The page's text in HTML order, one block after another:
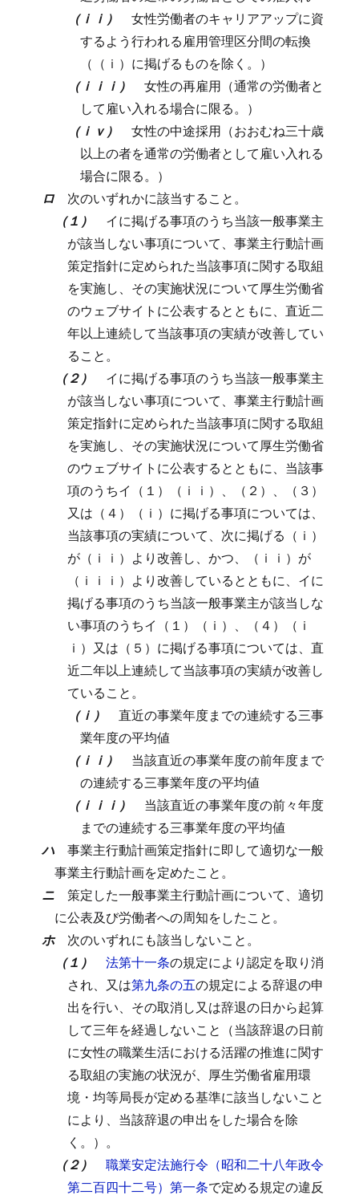
（ｉｉ） 女性労働者のキャリアアップに資
するよう行われる雇用管理区分間の転換
（（ｉ）に掲げるものを除く。）
（ｉｉｉ） 女性の再雇用（通常の労働者と
して雇い入れる場合に限る。）
（ｉｖ） 女性の中途採用（おおむね三十歳
以上の者を通常の労働者として雇い入れる
場合に限る。）
ロ 次のいずれかに該当すること。
（１） イに掲げる事項のうち当該一般事業主
が該当しない事項について、事業主行動計画
策定指針に定められた当該事項に関する取組
を実施し、その実施状況について厚生労働省
のウェブサイトに公表するとともに、直近二
年以上連続して当該事項の実績が改善してい
ること。
（２） イに掲げる事項のうち当該一般事業主
が該当しない事項について、事業主行動計画
策定指針に定められた当該事項に関する取組
を実施し、その実施状況について厚生労働省
のウェブサイトに公表するとともに、当該事
項のうちイ（１）（ｉｉ）、（２）、（３）
又は（４）（ｉ）に掲げる事項については、
当該事項の実績について、次に掲げる（ｉ）
が（ｉｉ）より改善し、かつ、（ｉｉ）が
（ｉｉｉ）より改善しているとともに、イに
掲げる事項のうち当該一般事業主が該当しな
い事項のうちイ（１）（ｉ）、（４）（ｉ
ｉ）又は（５）に掲げる事項については、直
近二年以上連続して当該事項の実績が改善し
ていること。
（ｉ） 直近の事業年度までの連続する三事
業年度の平均値
（ｉｉ） 当該直近の事業年度の前年度まで
の連続する三事業年度の平均値
（ｉｉｉ） 当該直近の事業年度の前々年度
までの連続する三事業年度の平均値
ハ 事業主行動計画策定指針に即して適切な一般
事業主行動計画を定めたこと。
ニ 策定した一般事業主行動計画について、適切
に公表及び労働者への周知をしたこと。
ホ 次のいずれにも該当しないこと。
（１） 法第十一条の規定により認定を取り消
され、又は第九条の五の規定による辞退の申
出を行い、その取消し又は辞退の日から起算
して三年を経過しないこと（当該辞退の日前
に女性の職業生活における活躍の推進に関す
る取組の実施の状況が、厚生労働省雇用環
境・均等局長が定める基準に該当しないこと
により、当該辞退の申出をした場合を除
く。）。
（２） 職業安定法施行令（昭和二十八年政令
第二百四十二号）第一条で定める規定の違反